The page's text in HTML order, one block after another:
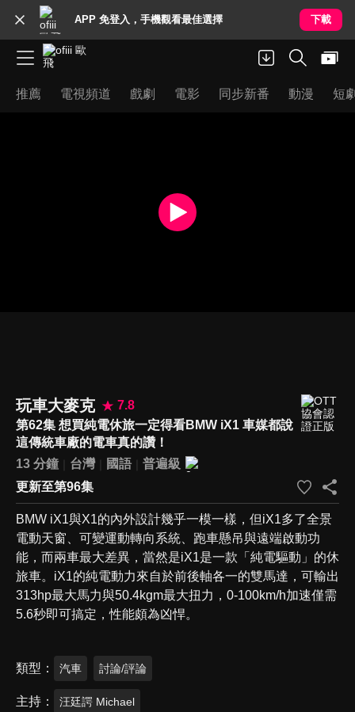
APP 免登入，手機觀看最佳選擇 下載
推薦 電視頻道 戲劇 電影 同步新番 動漫 短
玩車大麥克
7.8
第62集 想買純電休旅一定得看BMW iX1 車媒都說
這傳統車廠的電車真的讚！
13 分鐘
台灣 國語
普遍級
更新至第96集
BMW iX1與X1的內外設計幾乎一模一樣，但iX1多了全景
電動天窗、可變運動轉向系統、跑車懸吊與遠端啟動功
能，而兩車最大差異，當然是iX1是一款「純電驅動」的休
旅車。iX1的純電動力來自於前後軸各一的雙馬達，可輸出
313hp最大馬力與50.4kgm最大扭力，0-100km/h加速僅需
5.6秒即可搞定，性能頗為凶悍。
類型 汽車 討論/評論
主持 汪廷諤 Michael